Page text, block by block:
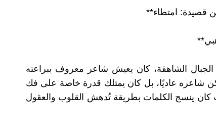
قصيدة: امتطاء**
الشاهقة، كان يعيش شاعر معروف ببراعته
شاعره عاديًا، بل كان يمتلك قدرة خاصة على فك
كان ينسج الكلمات بطريقة تُدهش القلوب والعقول